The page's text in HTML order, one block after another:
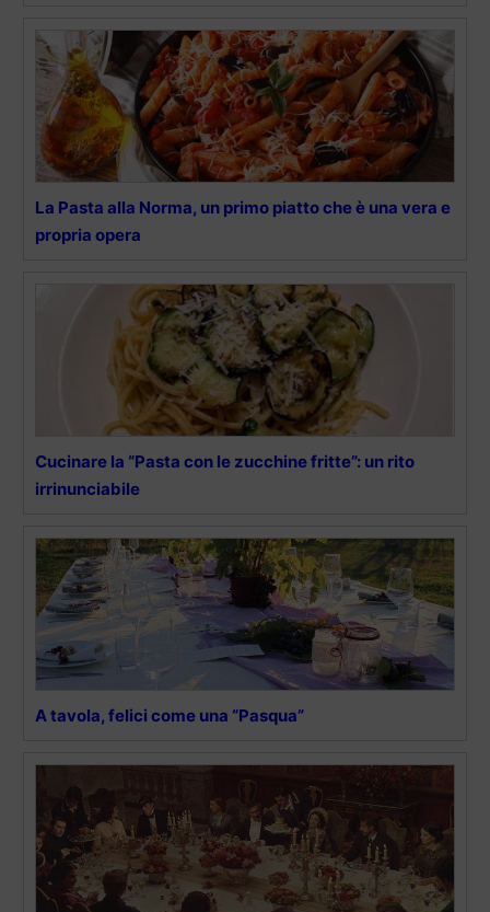
La Pasta alla Norma, un primo piatto che è una vera e
propria opera
Cucinare la “Pasta con le zucchine fritte”: un rito
irrinunciabile
A tavola, felici come una “Pasqua”